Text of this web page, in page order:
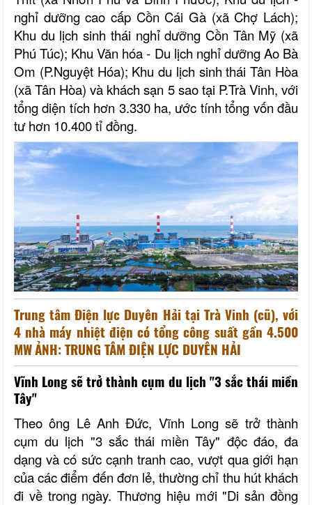
nghỉ dưỡng cao cấp Cồn Cái Gà (xã Chợ Lách);
Khu du lịch sinh thái nghỉ dưỡng Cồn Tân Mỹ (xã
Phú Túc); Khu Văn hóa - Du lịch nghỉ dưỡng Ao Bà
Om (P.Nguyệt Hóa); Khu du lịch sinh thái Tân Hòa
(xã Tân Hòa) và khách sạn 5 sao tại P.Trà Vinh, với
tổng diện tích hơn 3.330 ha, ước tính tổng vốn đầu
tư hơn 10.400 tỉ đồng.
Trung tâm Điện lực Duyên Hải tại Trà Vinh (cũ), với
4 nhà máy nhiệt điện có tổng công suất gần 4.500
MWẢNH: TRUNG TÂM ĐIỆN LỰC DUYÊN HẢI
Vĩnh Long sẽ trở thành cụm du lịch "3 sắc thái miền
Tây"
Theo ông Lê Anh Đức, Vĩnh Long sẽ trở thành
cụm du lịch "3 sắc thái miền Tây" độc đáo, đa
dạng và có sức cạnh tranh cao, vượt qua giới hạn
của các điểm đến đơn lẻ, thường chỉ thu hút khách
đi về trong ngày. Thương hiệu mới "Di sản đồng